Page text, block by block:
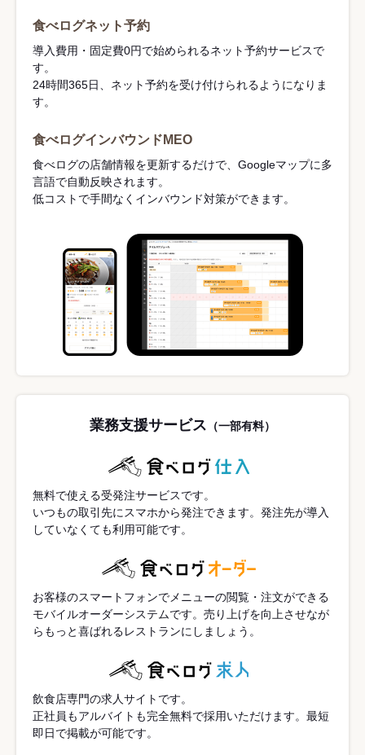
食べログネット予約
導入費用・固定費0円で始められるネット予約サービスで
す。
24時間365日、ネット予約を受け付けられるようになりま
す。
食べログインバウンドMEO
食べログの店舗情報を更新するだけで、Googleマップに多
言語で自動反映されます。
低コストで手間なくインバウンド対策ができます。
業務支援サービス （一部有料）
無料で使える受発注サービスです。
いつもの取引先にスマホから発注できます。発注先が導入
していなくても利用可能です。
お客様のスマートフォンでメニューの閲覧・注文ができる
モバイルオーダーシステムです。売り上げを向上させなが
らもっと喜ばれるレストランにしましょう。
飲食店専門の求人サイトです。
正社員もアルバイトも完全無料で採用いただけます。最短
即日で掲載が可能です。